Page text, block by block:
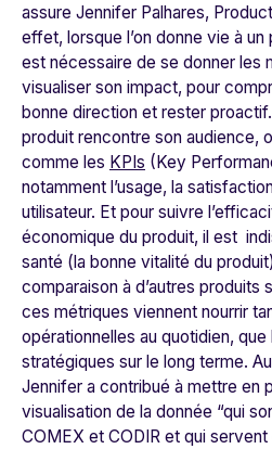
assure Jennifer Palhares,
effet, lorsque l’on donne vie à un
est nécessaire de se donner les
visualiser son impact, pour
bonne direction et rester
produit rencontre son audience,
comme les KPIs (Key
notamment l’usage, la
utilisateur. Et pour suivre
économique du produit, il est
santé (la bonne vitalité du
comparaison à d’autres produits
ces métriques viennent nourrir
opérationnelles au quotidien,
stratégiques sur le long terme.
Jennifer a contribué à mettre en
visualisation de la donnée “qui
COMEX et CODIR et qui